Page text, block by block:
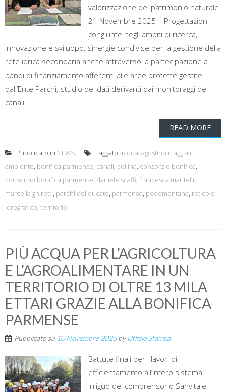
valorizzazione del patrimonio naturale
21 Novembre 2025 – Progettazioni
congiunte negli ambiti di ricerca,
innovazione e sviluppo; sinergie condivise per la gestione della
rete idrica secondaria anche attraverso la partecipazione a
bandi di finanziamento afferenti alle aree protette gestite
dall’Ente Parchi; studio dei dati derivanti dai monitoraggi dei
canali ...
READ MORE
Pubblicato in NEWS Taggato acqua, agostino maggiali,
ambiente, bonifica parmense, canali, collina, consorzio bonifica,
consorzio bonifica parmense, daniele scaffi, francesca mantelli,
marcella ghiretti, parchi del ducato, parmense, pedemontana, reticolo
idrografico, territorio
PIÙ ACQUA PER L’AGRICOLTURA
E L’AGROALIMENTARE IN UN
TERRITORIO DI OLTRE 13 MILA
ETTARI GRAZIE ALLA BONIFICA
PARMENSE
Pubblicato su 10 Novembre 2025by Ufficio Stampa
Battute finali per i lavori di
efficientamento all’intero sistema
irriguo del comprensorio Sanvitale –